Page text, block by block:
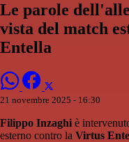
Le parole
vista del match
Entella
21 novembre 2025 - 16:30
Filippo Inzaghi è
esterno contro la Virtus